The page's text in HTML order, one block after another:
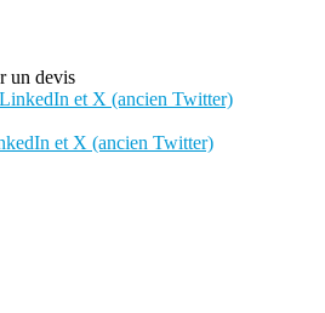
un devis
et X (ancien Twitter)